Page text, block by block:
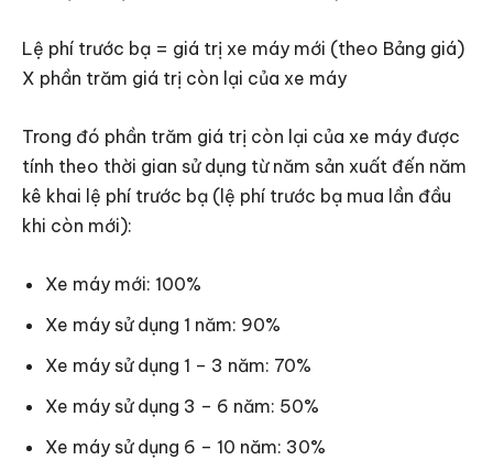
Lệ phí trước bạ = giá trị xe máy mới (theo Bảng giá)
X phần trăm giá trị còn lại của xe máy
Trong đó phần trăm giá trị còn lại của xe máy được
tính theo thời gian sử dụng từ năm sản xuất đến năm
kê khai lệ phí trước bạ (lệ phí trước bạ mua lần đầu
khi còn mới):
Xe máy mới: 100%
Xe máy sử dụng 1 năm: 90%
Xe máy sử dụng 1 – 3 năm: 70%
Xe máy sử dụng 3 – 6 năm: 50%
Xe máy sử dụng 6 – 10 năm: 30%